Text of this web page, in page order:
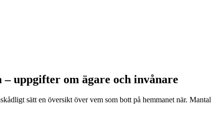
uppgifter om ägare och invånare
sätt en översikt över vem som bott på hemmanet när.